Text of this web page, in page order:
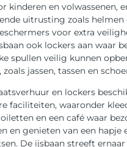
kinderen en volwassenen,
uitrusting zoals helmen
voor extra
ook lockers aan waar
spullen veilig kunnen
zoals jassen, tassen en
en lockers
faciliteiten, waaronder
en een café waar
en genieten van een hapje
De ijsbaan streeft